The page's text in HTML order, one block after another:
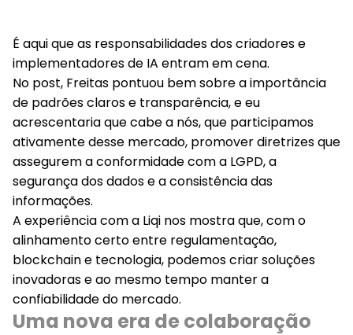
É aqui que as responsabilidades dos criadores e
implementadores de IA entram em cena.
No post, Freitas pontuou bem sobre a importância
de padrões clarose transparência, e eu
acrescentaria que cabe a nós, que participamos
ativamente desse mercado, promover diretrizes que
assegurem a conformidade com a LGPD, a
segurança dos dadose a consistência das
informações.
A experiência com a Liqi nos mostra que, com o
alinhamento certo entre regulamentação,
blockchain e tecnologia, podemos criar soluções
inovadoras e ao mesmo tempo manter a
confiabilidade do mercado.
Uma nova era de colaboração